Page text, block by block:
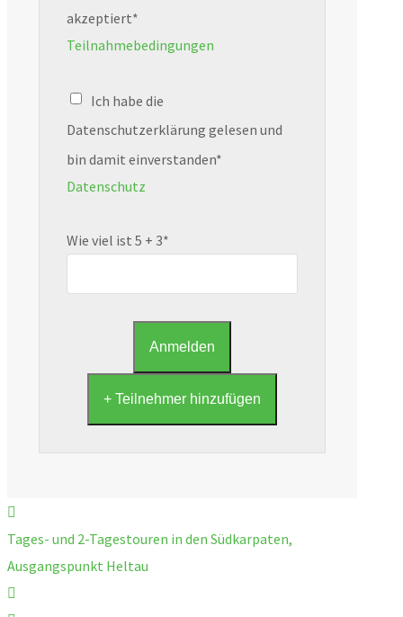
akzeptiert*
Teilnahmebedingungen
Ich habe die
Datenschutzerklärung gelesen und
bin damit einverstanden*
Datenschutz
Wie viel ist 5 + 3*
+ Teilnehmer hinzufügen
Tages- und 2-Tagestouren in den Südkarpaten,
Ausgangspunkt Heltau